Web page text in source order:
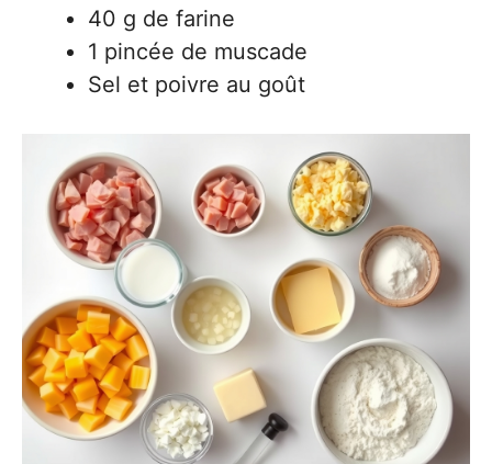
40 g de farine
1 pincée de muscade
Sel et poivre au goût